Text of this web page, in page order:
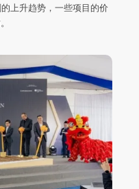
上升趋势，一些项目的价